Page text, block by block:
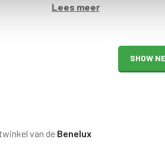
Lees meer
SHOW
van de Benelux